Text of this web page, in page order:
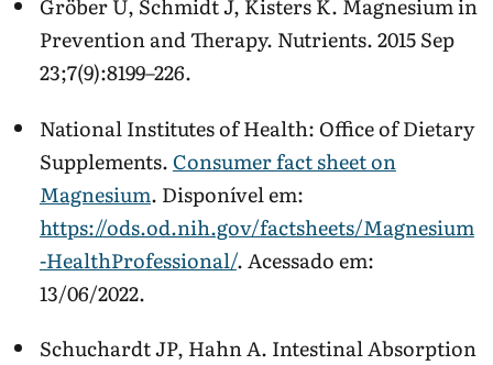
Gröber U, Schmidt J, Kisters K. Magnesium in
Prevention and Therapy. Nutrients. 2015 Sep
23;7(9):8199–226.
National Institutes of Health: Office of Dietary
Supplements. Consumer fact sheet on
Magnesium. Disponível em:
https://ods.od.nih.gov/factsheets/Magnesium
-HealthProfessional/. Acessado em:
13/06/2022.
Schuchardt JP, Hahn A. Intestinal Absorption